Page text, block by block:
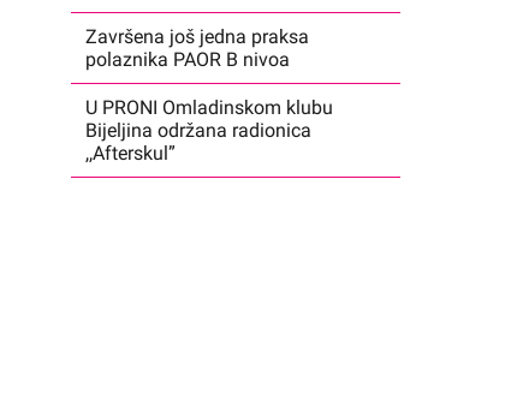
Završena još jedna praksa
polaznika PAOR B nivoa
U PRONI Omladinskom klubu
Bijeljina održana radionica
,,Afterskul”